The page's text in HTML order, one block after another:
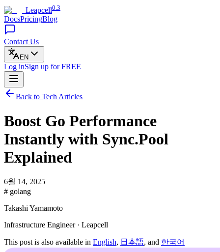
Leapcell0.3
DocsPricingBlog
Contact Us
EN
Log inSign up for FREE
Back to Tech Articles
Boost Go Performance
Instantly with Sync.Pool
Explained
6월 14, 2025
# golang
Takashi Yamamoto
Infrastructure Engineer · Leapcell
This post is also available in English, 日本語, and 한국어